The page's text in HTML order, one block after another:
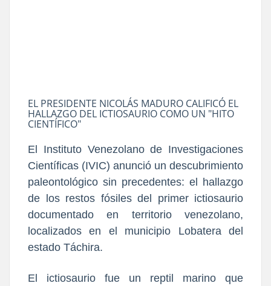
EL PRESIDENTE NICOLÁS MADURO CALIFICÓ EL
HALLAZGO DEL ICTIOSAURIO COMO UN "HITO
CIENTÍFICO"
El Instituto Venezolano de Investigaciones
Científicas (IVIC) anunció un descubrimiento
paleontológico sin precedentes: el hallazgo
de los restos fósiles del primer ictiosaurio
documentado en territorio venezolano,
localizados en el municipio Lobatera del
estado Táchira.
​El ictiosaurio fue un reptil marino que